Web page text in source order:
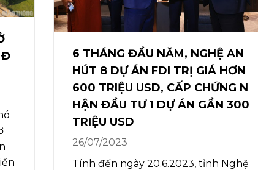
Đ
6 THÁNG ĐẦU NĂM, NGHỆ AN
HÚT 8 DỰ ÁN FDI TRỊ GIÁ HƠN
600 TRIỆU USD, CẤP CHỨNG N
HẬN ĐẦU TƯ 1 DỰ ÁN GẦN 300
TRIỆU USD
26/07/2023
Tính đến ngày 20.6.2023, tỉnh Nghệ